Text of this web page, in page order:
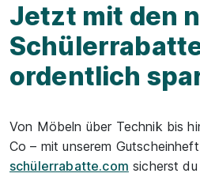
Jetzt mit den
ordentlich
Von Möbeln über Technik bis
Co – mit unserem
schülerrabatte.com sicherst